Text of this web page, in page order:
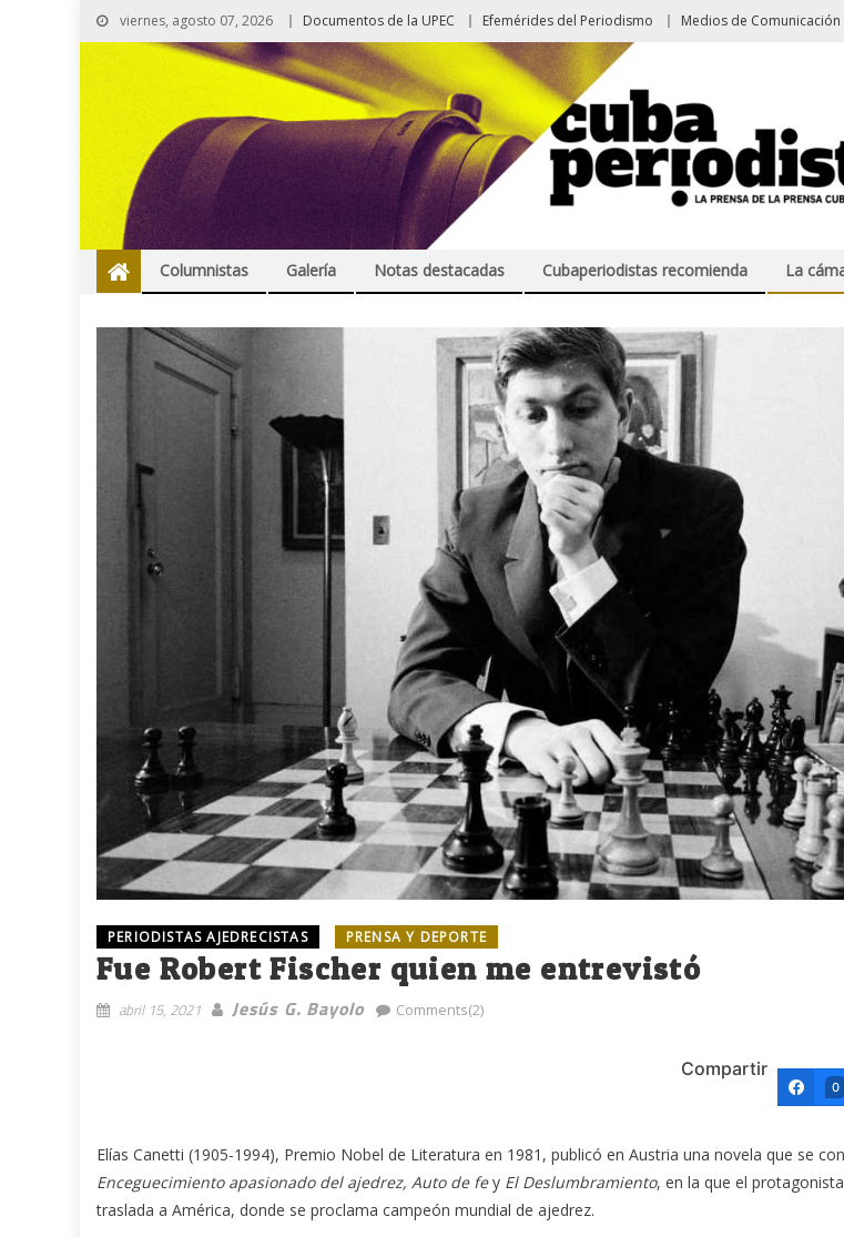
viernes, agosto 07, 2026 Documentos de la UPEC Efemérides del Periodismo Medios de Comunicación
Columnistas Galería Notas destacadas Cubaperiodistas recomienda La
PERIODISTAS AJEDRECISTAS PRENSA Y DEPORTE
Fue Robert Fischer quien me entrevistó
abril 15, 2021 Jesús G. Bayolo Comments(2)
Compartir
0
Elías Canetti (1905-1994), Premio Nobel de Literatura en 1981, publicó en Austria una novela que se
Enceguecimiento apasionado del ajedrez, Auto de fey El Deslumbramiento, en la que el
traslada a América, donde se proclama campeón mundial de ajedrez.